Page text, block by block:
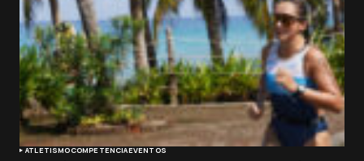
ATLETISMOCOMPETENCIAEVENTOS